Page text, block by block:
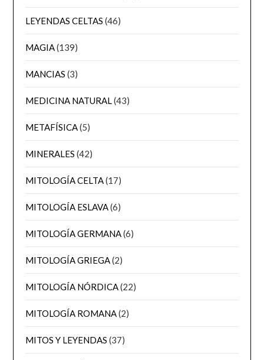
LEYENDAS CELTAS (46)
MAGIA(139)
MANCIAS (3)
MEDICINA NATURAL(43)
METAFÍSICA(5)
MINERALES (42)
MITOLOGÍA CELTA(17)
MITOLOGÍA ESLAVA(6)
MITOLOGÍA GERMANA(6)
MITOLOGÍA GRIEGA(2)
MITOLOGÍA NÓRDICA(22)
MITOLOGÍA ROMANA(2)
MITOS Y LEYENDAS (37)